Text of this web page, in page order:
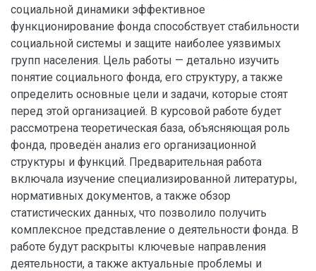
социальной динамики эффективное
функционирование фонда способствует стабильности
социальной системы и защите наиболее уязвимых
групп населения. Цель работы — детально изучить
понятие социального фонда, его структуру, а также
определить основные цели и задачи, которые стоят
перед этой организацией. В курсовой работе будет
рассмотрена теоретическая база, объясняющая роль
фонда, проведён анализ его организационной
структуры и функций. Предварительная работа
включала изучение специализированной литературы,
нормативных документов, а также обзор
статистических данных, что позволило получить
комплексное представление о деятельности фонда. В
работе будут раскрыты ключевые направления
деятельности, а также актуальные проблемы и